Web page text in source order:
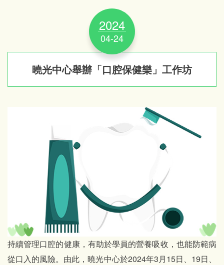
2024
04-24
曉光中心舉辦「口腔保健樂」工作坊
持續管理口腔的健康，有助於學員的營養吸收，也能防範病
從口入的風險。由此，曉光中心於2024年3月15日、19日、